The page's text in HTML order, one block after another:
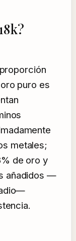
puro es
metales;
de oro y
añadidos —